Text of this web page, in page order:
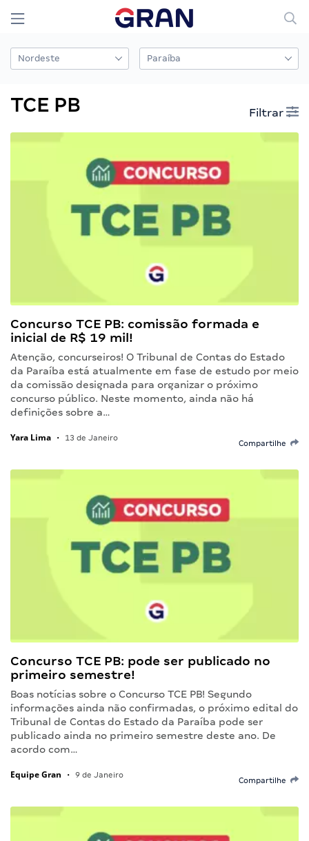
TCE PB Filtrar
Concurso TCE PB: comissão formada e
inicial de R$ 19 mil!
Atenção, concurseiros! O Tribunal de Contas do Estado
da Paraíba está atualmente em fase de estudo por meio
da comissão designada para organizar o próximo
concurso público. Neste momento, ainda não há
definições sobre a…
Yara Lima • 13 de Janeiro
Compartilhe
Concurso TCE PB: pode ser publicado no
primeiro semestre!
Boas notícias sobre o Concurso TCE PB! Segundo
informações ainda não confirmadas, o próximo edital do
Tribunal de Contas do Estado da Paraíba pode ser
publicado ainda no primeiro semestre deste ano. De
acordo com…
Equipe Gran • 9 de Janeiro
Compartilhe